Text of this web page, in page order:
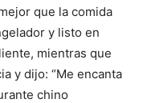
que la comida
y listo en
mientras que
y dijo: “Me encanta
chino